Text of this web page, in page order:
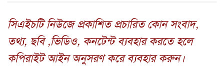
সিএইচটি নিউজে প্রকাশিত প্রচারিত কোন সংবাদ,
তথ্য, ছবি ,ভিডিও, কনটেন্ট ব্যবহার করতে হলে
কপিরাইট আইন অনুসরণ করে ব্যবহার করুন।